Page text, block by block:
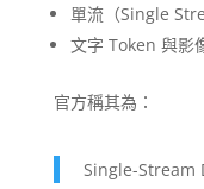
單流（Single
文字 Token 與影
官方稱其為：
Single-Stream